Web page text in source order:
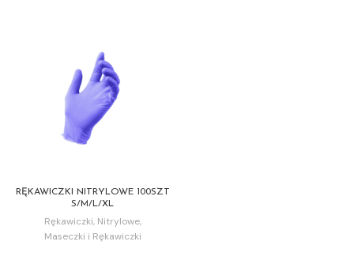
RĘKAWICZKI NITRYLOWE 100SZT
S/M/L/XL
Rękawiczki, Nitrylowe,
Maseczki i Rękawiczki